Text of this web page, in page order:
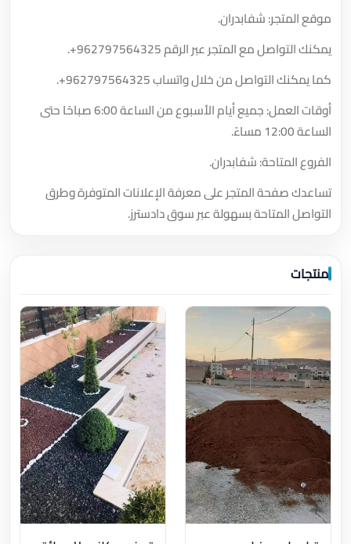
موقع المتجر: شفابدران.
يمكنك التواصل مع المتجر عبر الرقم+962797564325
.
كما يمكنك التواصل من خلال واتساب+962797564325
.
أوقات العمل: جميع أيام الأسبوع من الساعة 6:00 صباحًا حتى
الساعة 12:00 مساءً.
الفروع المتاحة: شفابدران.
تساعدك صفحة المتجر على معرفة الإعلانات المتوفرة وطرق
التواصل المتاحة بسهولة عبر سوق دادسترز.
منتجات